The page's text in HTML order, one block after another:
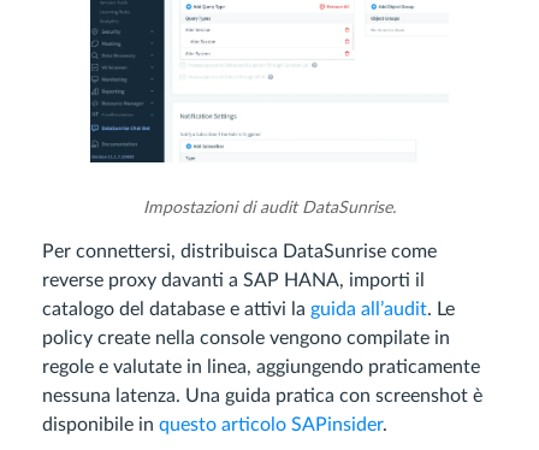
Impostazioni di audit DataSunrise.
Per connettersi, distribuisca DataSunrise come
reverse proxy davanti a SAP HANA, importi il
catalogo del database e attivi la guida all’audit. Le
policy create nella console vengono compilate in
regole e valutate in linea, aggiungendo praticamente
nessuna latenza. Una guida pratica con screenshot è
disponibile in questo articolo SAPinsider.